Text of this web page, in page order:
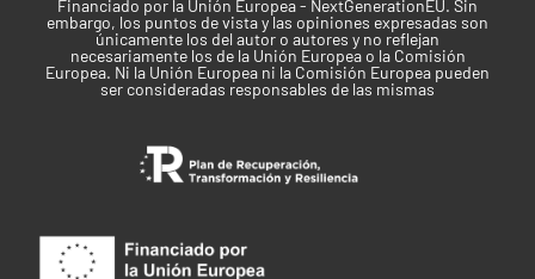
Altura:60-100 cm.
Tiempo floración:8-9 semanas desde la
germinación.
Producción:70-150 g/planta.
Mes de Cosecha:8-9 semanas después de germinar.
Financiado por la Unión Europea - NextGenerationEU. Sin
embargo, los puntos de vista y las opiniones expresadas son
únicamente los del autor o autores y no reflejan
necesariamente los de la Unión Europea o la Comisión
Europea. Ni la Unión Europea ni la Comisión Europea pueden
ser consideradas responsables de las mismas